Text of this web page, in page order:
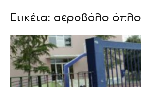
Ετικέτα: αεροβόλο όπλο